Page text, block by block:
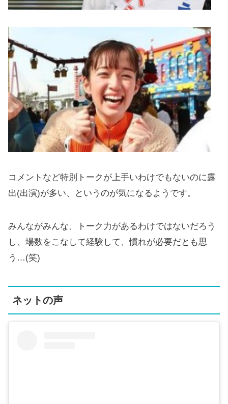
コメントなど特別トークが上手いわけでもないのに露
出(出演)が多い、というのが気になるようです。
みんながみんな、トーク力があるわけではないだろう
し、場数をこなして経験して、慣れが必要だとも思
う…(笑)
ネットの声